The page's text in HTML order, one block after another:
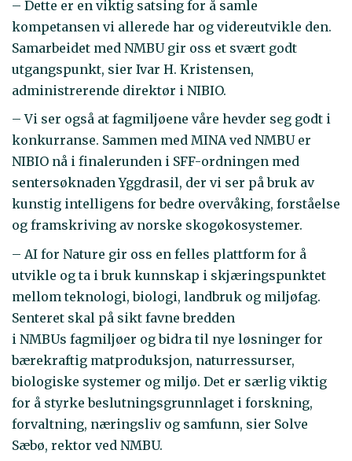
– Dette er en viktig satsing for å samle
kompetansen vi allerede har og videreutvikle den.
Samarbeidet med NMBU gir oss et svært godt
utgangspunkt, sier Ivar H. Kristensen,
administrerende direktør i NIBIO.
– Vi ser også at fagmiljøene våre hevder seg godt i
konkurranse. Sammen med MINA ved NMBU er
NIBIO nå i finalerunden i SFF-ordningen med
sentersøknaden Yggdrasil, der vi ser på bruk av
kunstig intelligens for bedre overvåking, forståelse
og framskriving av norske skogøkosystemer.
– AI for Nature gir oss en felles plattform for å
utvikle og ta i bruk kunnskap i skjæringspunktet
mellom teknologi, biologi, landbruk og miljøfag.
Senteret skal på sikt favne bredden
i NMBUs fagmiljøer og bidra til nye løsninger for
bærekraftig matproduksjon, naturressurser,
biologiske systemer og miljø. Det er særlig viktig
for å styrke beslutningsgrunnlaget i forskning,
forvaltning, næringsliv og samfunn, sier Solve
Sæbø, rektor ved NMBU.